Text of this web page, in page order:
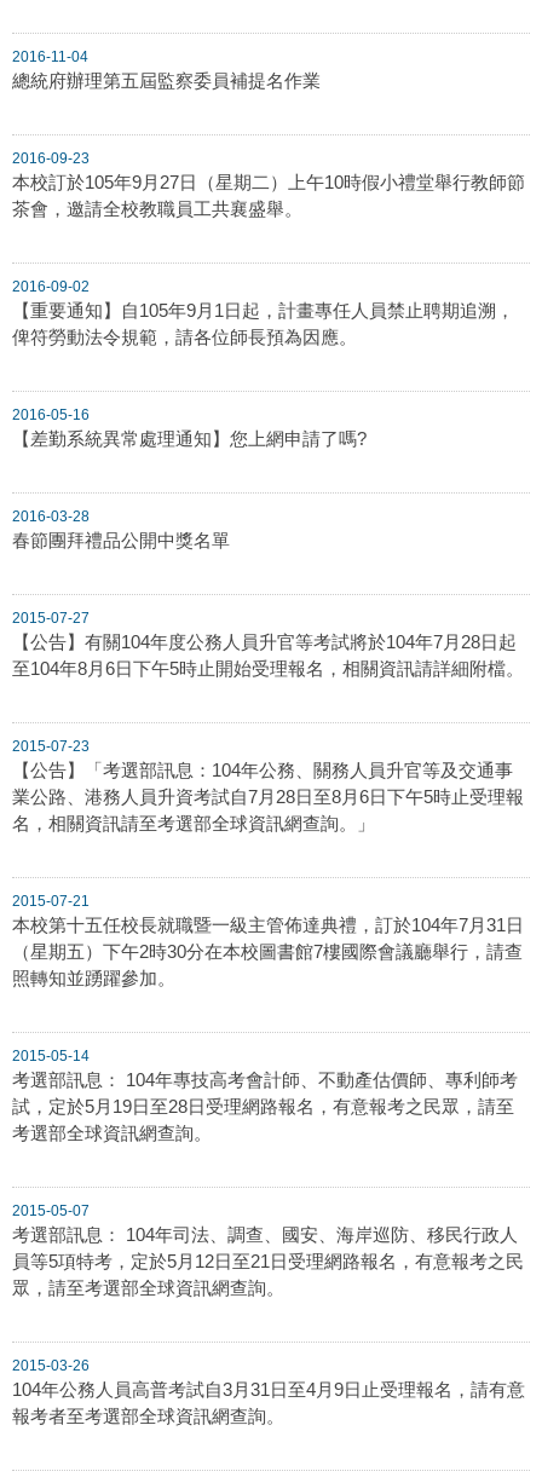
2016-11-04
總統府辦理第五屆監察委員補提名作業
2016-09-23
本校訂於105年9月27日（星期二）上午10時假小禮堂舉行教師節
茶會，邀請全校教職員工共襄盛舉。
2016-09-02
【重要通知】自105年9月1日起，計畫專任人員禁止聘期追溯，
俾符勞動法令規範，請各位師長預為因應。
2016-05-16
【差勤系統異常處理通知】您上網申請了嗎?
2016-03-28
春節團拜禮品公開中獎名單
2015-07-27
【公告】有關104年度公務人員升官等考試將於104年7月28日起
至104年8月6日下午5時止開始受理報名，相關資訊請詳細附檔。
2015-07-23
【公告】「考選部訊息：104年公務、關務人員升官等及交通事
業公路、港務人員升資考試自7月28日至8月6日下午5時止受理報
名，相關資訊請至考選部全球資訊網查詢。」
2015-07-21
本校第十五任校長就職暨一級主管佈達典禮，訂於104年7月31日
（星期五）下午2時30分在本校圖書館7樓國際會議廳舉行，請查
照轉知並踴躍參加。
2015-05-14
考選部訊息： 104年專技高考會計師、不動產估價師、專利師考
試，定於5月19日至28日受理網路報名，有意報考之民眾，請至
考選部全球資訊網查詢。
2015-05-07
考選部訊息： 104年司法、調查、國安、海岸巡防、移民行政人
員等5項特考，定於5月12日至21日受理網路報名，有意報考之民
眾，請至考選部全球資訊網查詢。
2015-03-26
104年公務人員高普考試自3月31日至4月9日止受理報名，請有意
報考者至考選部全球資訊網查詢。